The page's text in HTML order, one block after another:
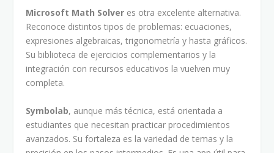
Microsoft Math Solver es otra excelente alternativa.
Reconoce distintos tipos de problemas: ecuaciones,
expresiones algebraicas, trigonometría y hasta gráficos.
Su biblioteca de ejercicios complementarios y la
integración con recursos educativos la vuelven muy
completa.
Symbolab, aunque más técnica, está orientada a
estudiantes que necesitan practicar procedimientos
avanzados. Su fortaleza es la variedad de temas y la